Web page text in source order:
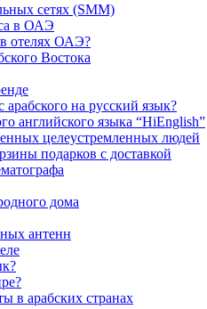
сетях (SMM)
в ОАЭ
отелях ОАЭ?
Востока
арабского на русский язык?
английского языка “HiEnglish”
целеустремленных людей
подарков с доставкой
дома
антенн
в арабских странах